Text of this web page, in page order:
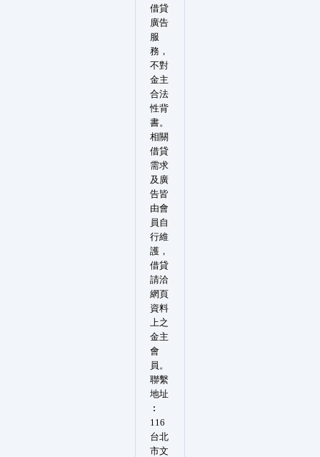
借貸
廣告
服
務，
不對
金主
合法
性背
書。
相關
借貸
需求
及廣
告皆
由會
員自
行維
護，
借貸
請洽
網頁
資料
上之
金主
會
員。
聯繫
地址
︰
116
台北
市文